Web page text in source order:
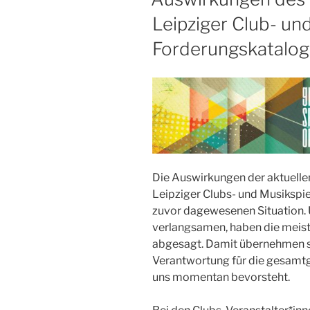
Leipziger Club-
Forderungskatalog
Die Auswirkungen der
Leipziger Clubs- und
zuvor dagewesenen Situation.
verlangsamen, haben die
abgesagt. Damit übernehmen
Verantwortung für die
uns momentan bevorsteht.